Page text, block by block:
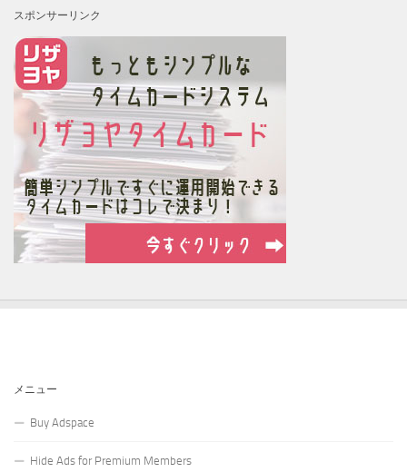
スポンサーリンク
メニュー
Buy Adspace
Hide Ads for Premium Members